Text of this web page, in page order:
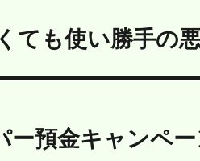
ても使い勝手の
ー預金キャンペ